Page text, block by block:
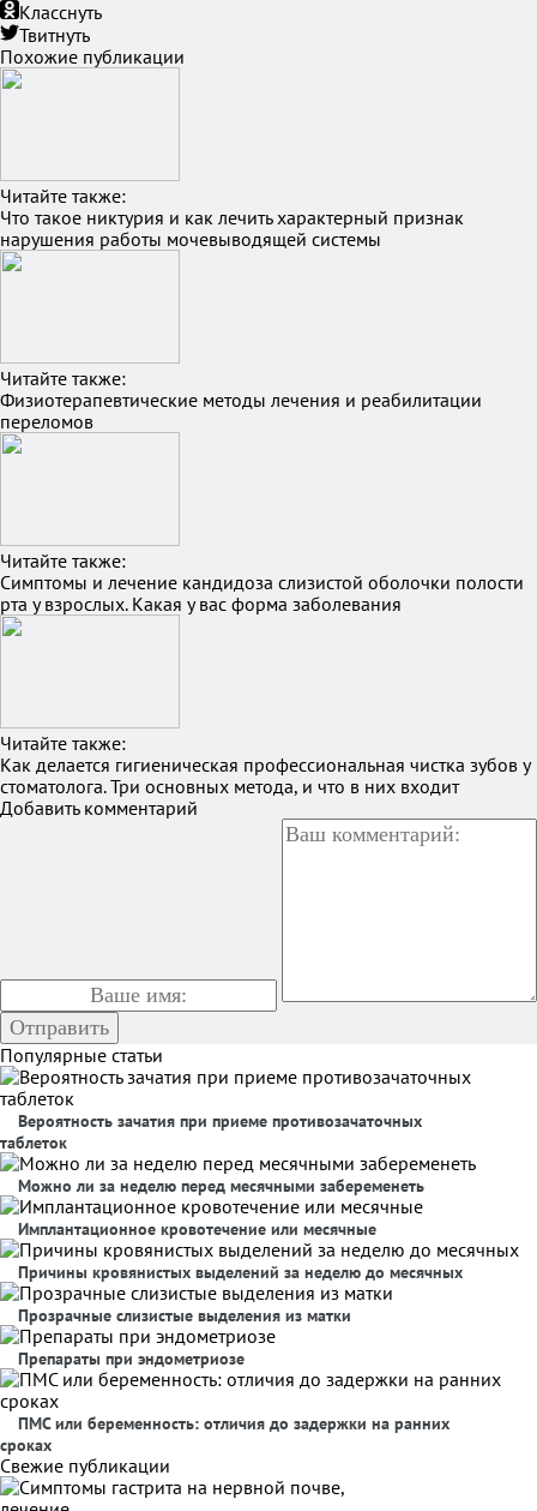
Класснуть
Твитнуть
Похожие публикации
Читайте также:
Что такое никтурия и как лечить характерный признак
нарушения работы мочевыводящей системы
Читайте также:
Физиотерапевтические методы лечения и реабилитации
переломов
Читайте также:
Симптомы и лечение кандидоза слизистой оболочки полости
рта у взрослых. Какая у вас форма заболевания
Читайте также:
Как делается гигиеническая профессиональная чистка зубов у
стоматолога. Три основных метода, и что в них входит
Добавить комментарий
Популярные статьи
Вероятность зачатия при приеме противозачаточных
таблеток
Можно ли за неделю перед месячными забеременеть
Имплантационное кровотечение или месячные
Причины кровянистых выделений за неделю до месячных
Прозрачные слизистые выделения из матки
Препараты при эндометриозе
ПМС или беременность: отличия до задержки на ранних
сроках
Свежие публикации